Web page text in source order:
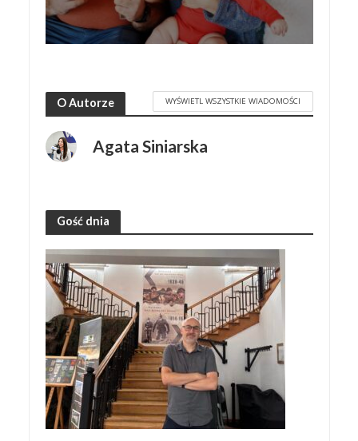
O Autorze WYŚWIETL WSZYSTKIE WIADOMOŚCI
Agata Siniarska
Gość dnia